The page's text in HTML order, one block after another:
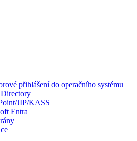
přihlášení do operačního systému
Directory
JIP/KASS
Entra